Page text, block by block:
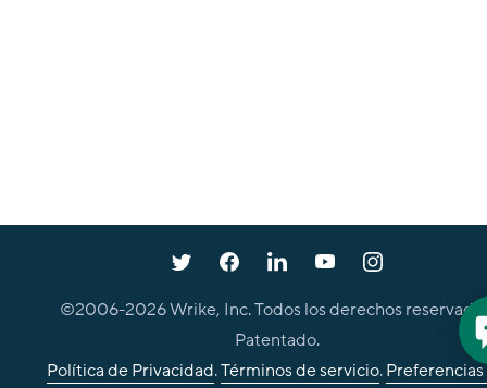
©2006-2026Wrike, Inc. Todos los derechos
Patentado.
Política de Privacidad.Términos de servicio.